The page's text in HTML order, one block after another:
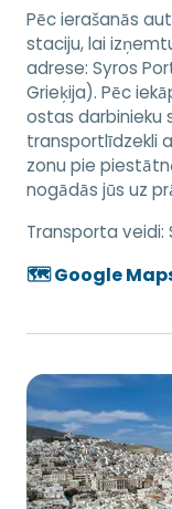
Pēc ierašanās
staciju, lai
adrese: Syros
Grieķija). Pēc
ostas darbinieku
transportlīdzekli
zonu pie
nogādās jūs uz
Transporta veidi:
🗺️ Google